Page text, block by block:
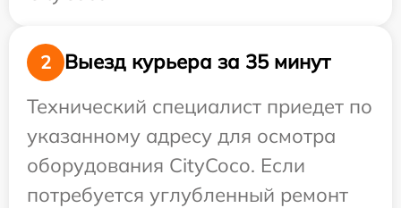
2
Выезд курьера за 35 минут
Технический специалист приедет по
указанному адресу для осмотра
оборудования CityCoco. Если
потребуется углубленный ремонт